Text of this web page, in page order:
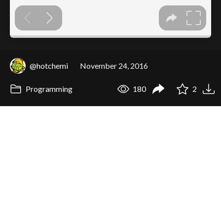
@hotchemi November 24, 2016
Programming 180 2